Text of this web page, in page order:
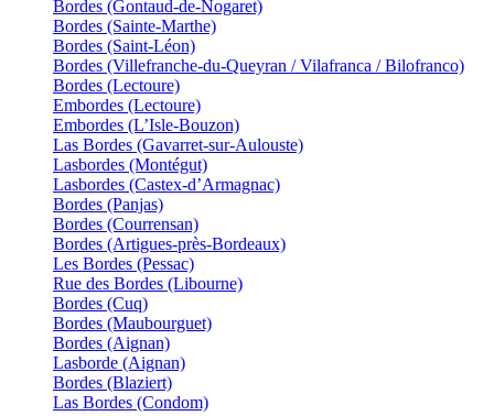
Bordes (Gontaud-de-Nogaret)
Bordes (Sainte-Marthe)
Bordes (Saint-Léon)
Bordes (Villefranche-du-Queyran / Vilafranca / Bilofranco)
Bordes (Lectoure)
Embordes (Lectoure)
Embordes (L’Isle-Bouzon)
Las Bordes (Gavarret-sur-Aulouste)
Lasbordes (Montégut)
Lasbordes (Castex-d’Armagnac)
Bordes (Panjas)
Bordes (Courrensan)
Bordes (Artigues-près-Bordeaux)
Les Bordes (Pessac)
Rue des Bordes (Libourne)
Bordes (Cuq)
Bordes (Maubourguet)
Bordes (Aignan)
Lasborde (Aignan)
Bordes (Blaziert)
Las Bordes (Condom)